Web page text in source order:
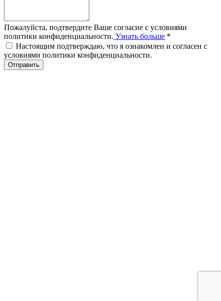
Пожалуйста, подтвердите Ваше согласие с условиями
политики конфиденциальности. Узнать больше *
Настоящим подтверждаю, что я ознакомлен и согласен с
условиями политики конфиденциальности.
Отправить